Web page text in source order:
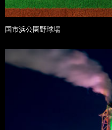
国市浜公園野球場